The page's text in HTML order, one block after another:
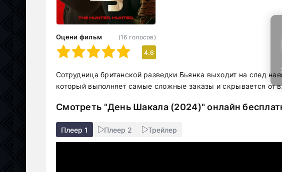
Оцени фильм
5
(16 голосов)
4.6
Сотрудница британской разведки Бьянка выходит на след
который выполняет самые сложные заказы и скрывается от
Смотреть "День Шакала (2024)" онлайн
Плеер 1 Плеер 2 Трейлер